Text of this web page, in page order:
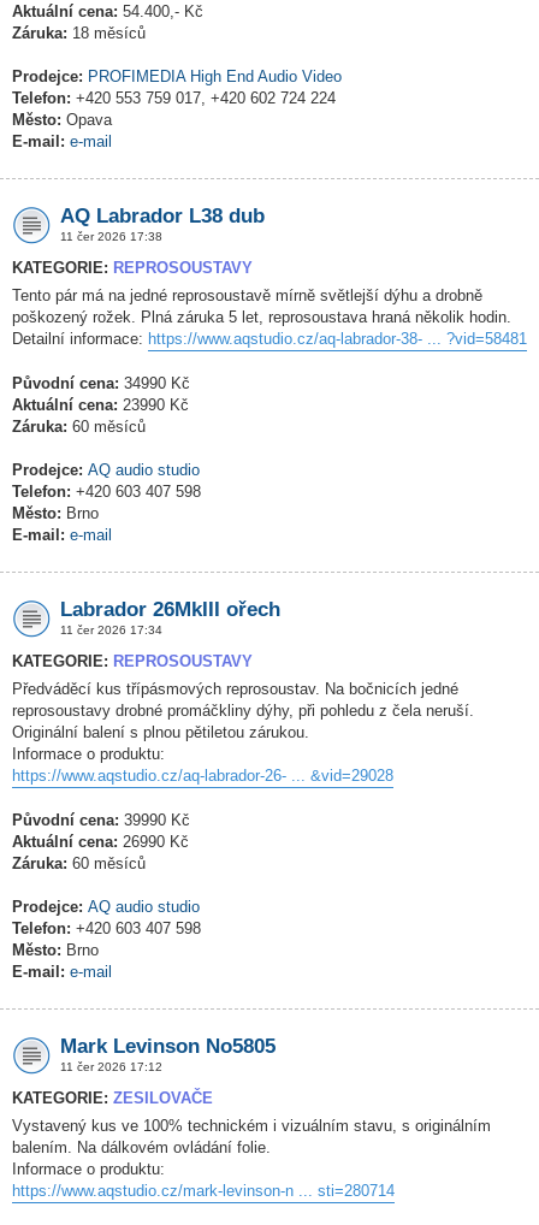
Aktuální cena: 54.400,- Kč
Záruka: 18 měsíců
Prodejce: PROFIMEDIA High End Audio Video
Telefon: +420 553 759 017, +420 602 724 224
Město: Opava
E-mail: e-mail
AQ Labrador L38 dub
11 čer 2026 17:38
KATEGORIE: REPROSOUSTAVY
Tento pár má na jedné reprosoustavě mírně světlejší dýhu a drobně
poškozený rožek. Plná záruka 5 let, reprosoustava hraná několik hodin.
Detailní informace: https://www.aqstudio.cz/aq-labrador-38- ... ?vid=58481
Původní cena: 34990 Kč
Aktuální cena: 23990 Kč
Záruka: 60 měsíců
Prodejce: AQ audio studio
Telefon: +420 603 407 598
Město: Brno
E-mail: e-mail
Labrador 26MkIII ořech
11 čer 2026 17:34
KATEGORIE: REPROSOUSTAVY
Předváděcí kus třípásmových reprosoustav. Na bočnicích jedné
reprosoustavy drobné promáčkliny dýhy, při pohledu z čela neruší.
Originální balení s plnou pětiletou zárukou.
Informace o produktu:
https://www.aqstudio.cz/aq-labrador-26- ... &vid=29028
Původní cena: 39990 Kč
Aktuální cena: 26990 Kč
Záruka: 60 měsíců
Prodejce: AQ audio studio
Telefon: +420 603 407 598
Město: Brno
E-mail: e-mail
Mark Levinson No5805
11 čer 2026 17:12
KATEGORIE: ZESILOVAČE
Vystavený kus ve 100% technickém i vizuálním stavu, s originálním
balením. Na dálkovém ovládání folie.
Informace o produktu:
https://www.aqstudio.cz/mark-levinson-n ... sti=280714